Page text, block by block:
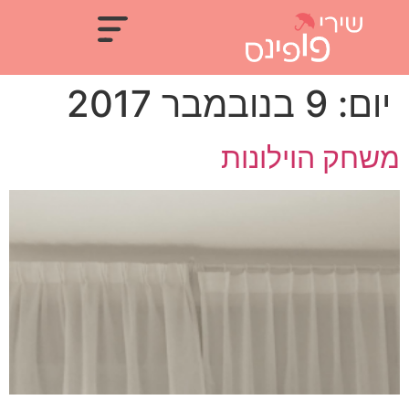
יום: 9 בנובמבר 2017
משחק הוילונות